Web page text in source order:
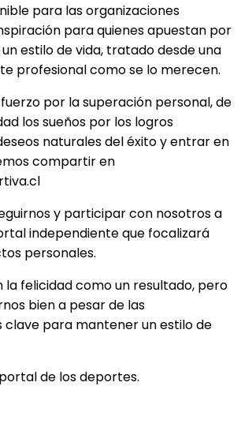
para las organizaciones
para quienes apuestan por
estilo de vida, tratado desde una
profesional como se lo merecen.
por la superación personal, de
los sueños por los logros
naturales del éxito y entrar en
compartir en
y participar con nosotros a
independiente que focalizará
personales.
la felicidad como un resultado, pero
bien a pesar de las
clave para mantener un estilo de
de los deportes.